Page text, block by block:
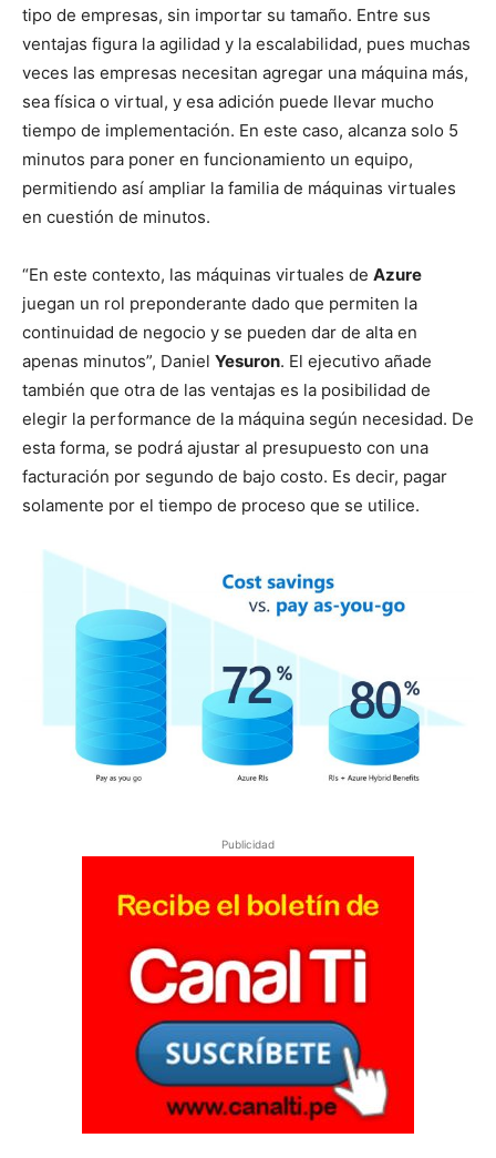
tipo de empresas, sin importar su tamaño. Entre sus
ventajas figura la agilidad y la escalabilidad, pues muchas
veces las empresas necesitan agregar una máquina más,
sea física o virtual, y esa adición puede llevar mucho
tiempo de implementación. En este caso, alcanza solo 5
minutos para poner en funcionamiento un equipo,
permitiendo así ampliar la familia de máquinas virtuales
en cuestión de minutos.
“En este contexto, las máquinas virtuales de Azure
juegan un rol preponderante dado que permiten la
continuidad de negocio y se pueden dar de alta en
apenas minutos”, Daniel Yesuron. El ejecutivo añade
también que otra de las ventajas es la posibilidad de
elegir la performance de la máquina según necesidad. De
esta forma, se podrá ajustar al presupuesto con una
facturación por segundo de bajo costo. Es decir, pagar
solamente por el tiempo de proceso que se utilice.
Publicidad